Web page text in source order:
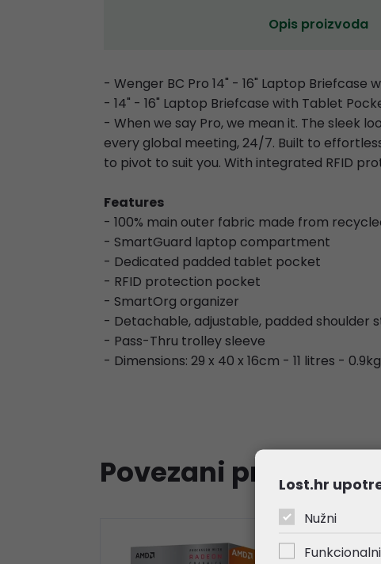
Opis proizvoda
- Wenger BC Pro 14" - 16" Laptop Briefcase
- 14" - 16" Laptop Briefcase with Tablet
- When we say Pro, we mean it. The sleek
every global meeting, 24/7. Built to
to pivot to suit you. With integrated RFID
Features
- 100% main outer fabric made from
- SmartGuard laptop compartment
- Dedicated padded tablet pocket
- RFID protection pocket
- SmartOrg organizer
- Detachable, adjustable, padded shoulder
- Pass-Thru trolley sleeve
- Dimensions: 29 x 40 x 16cm - 11 litres - 0.9kg
Povezani proizvodi
Lost.hr
Nužni
Funkcionalni